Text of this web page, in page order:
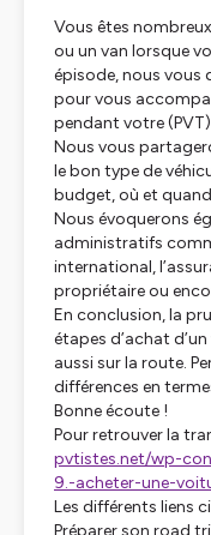
Vous êtes
ou un van lorsque
épisode, nous vous
pour vous
pendant votre
Nous vous
le bon type de
budget, où et
Nous évoquerons
administratifs
international,
propriétaire ou
En conclusion, la
étapes d’achat
aussi sur la route.
différences en
Bonne écoute !
Pour retrouver la
pvtistes.net/wp-
9.-acheter-une-
Les différents liens
Préparer son road